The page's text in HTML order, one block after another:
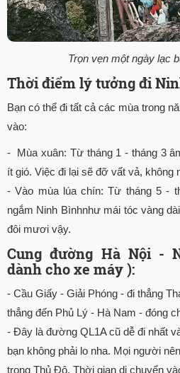
Trọn vẹn một ngày lạc
Thời điểm lý tưởng đi
Bạn có thể đi tất cả các mùa trong
vào:
- Mùa xuân: Từ tháng 1 - tháng 3
ít gió. Việc đi lại sẽ đỡ vất vả, không
- Vào mùa lúa chín: Từ tháng 5 -
ngắm Ninh Bìnhnhư mái tóc vàng
đôi mươi vậy.
Cung đường Hà Nội -
dành cho xe máy ):
- Cầu Giấy - Giải Phóng - đi thẳng
thẳng đến Phủ Lý - Hà Nam - đóng
- Đây là đường QL1A cũ dễ đi nhất
bạn không phải lo nha. Mọi người
trong Thủ Đô. Thời gian di chuyển